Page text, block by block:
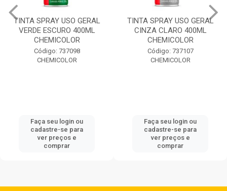
TINTA SPRAY USO GERAL
VERDE ESCURO 400ML
CHEMICOLOR
Código: 737098
CHEMICOLOR
Faça seu login ou
cadastre-se para
ver preços e
comprar
TINTA SPRAY USO GERAL
CINZA CLARO 400ML
CHEMICOLOR
Código: 737107
CHEMICOLOR
Faça seu login ou
cadastre-se para
ver preços e
comprar